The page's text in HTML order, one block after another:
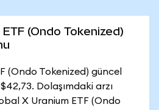
(Ondo Tokenized)
(Ondo Tokenized) güncel
Dolaşımdaki arzı
X Uranium ETF (Ondo